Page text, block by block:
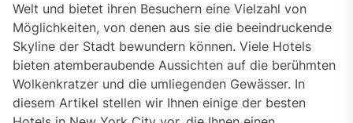
Welt und bietet ihren Besuchern eine Vielzahl von
Möglichkeiten, von denen aus sie die beeindruckende
Skyline der Stadt bewundern können. Viele Hotels
bieten atemberaubende Aussichten auf die berühmten
Wolkenkratzer und die umliegenden Gewässer. In
diesem Artikel stellen wir Ihnen einige der besten